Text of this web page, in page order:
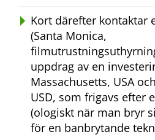
Kort därefter kontaktar
(Santa Monica,
uppdrag av en
Massachusetts, USA
USD, som frigavs efter
(ologiskt när man bryr
för en banbrytande